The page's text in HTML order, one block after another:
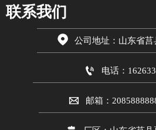
联系我们
 公司地址：山东省莒
 电话：
 邮箱：